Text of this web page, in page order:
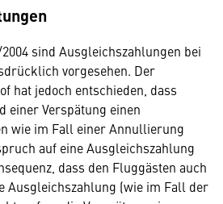
sind Ausgleichszahlungen bei
vorgesehen. Der
hat jedoch entschieden, dass
einer Verspätung einen
wie im Fall einer Annullierung
auf eine Ausgleichszahlung
dass den Fluggästen auch
Ausgleichszahlung (wie im Fall der